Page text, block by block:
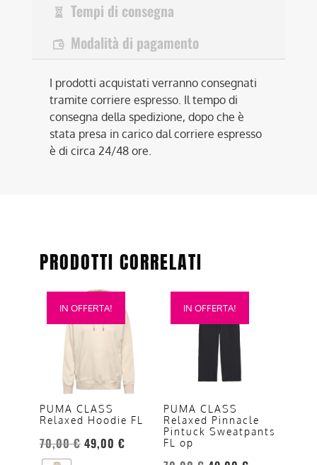
Tempi di consegna
Modalità di pagamento
I prodotti acquistati verranno consegnati
tramite corriere espresso. Il tempo di
consegna della spedizione, dopo che è
stata presa in carico dal corriere espresso
è di circa 24/48 ore.
PRODOTTI CORRELATI
IN OFFERTA!
PUMA CLASS
Relaxed Hoodie FL
70,00€ 49,00 €
Questo
prodotto
varianti.
opzioni
possono
essere
scelte
IN OFFERTA!
PUMA CLASS
Relaxed Pinnacle
Pintuck Sweatpants
FL op
Questo
prodotto
opzioni
possono
essere
scelte